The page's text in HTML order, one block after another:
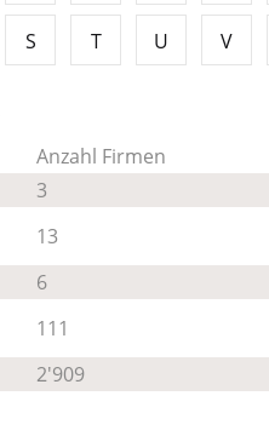
S T U V
Anzahl Firmen
3
13
6
111
2'909